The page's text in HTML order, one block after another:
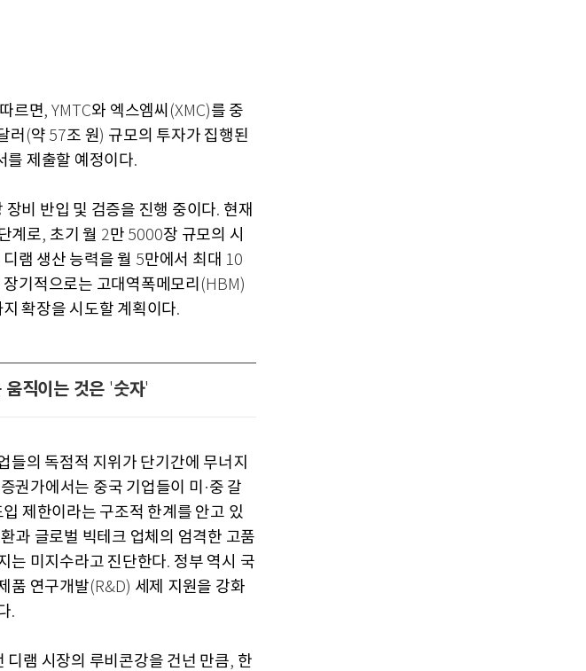
르면, YMTC와 엑스엠씨 (XMC)를 중
러 (약 57조 원) 규모의 투자가 집행된
를 제출할 예정이다.
장비 반입 및 검증을 진행 중이다. 현재
계로, 초기 월 2만 5000장 규모의 시
램 생산 능력을 월 5만에서 최대 10
기적으로는 고대역폭메모리 (HBM)
확장을 시도할 계획이다.
직이는 것은 '숫자'
들의 독점적 지위가 단기간에 무너지
권가에서는 중국 기업들이 미 ·중 갈
제한이라는 구조적 한계를 안고 있
과 글로벌 빅테크 업체의 엄격한 고품
는 미지수라고 진단한다. 정부 역시 국
품 연구개발(R&D) 세제 지원을 강화
.
램 시장의 루비콘강을 건넌 만큼, 한